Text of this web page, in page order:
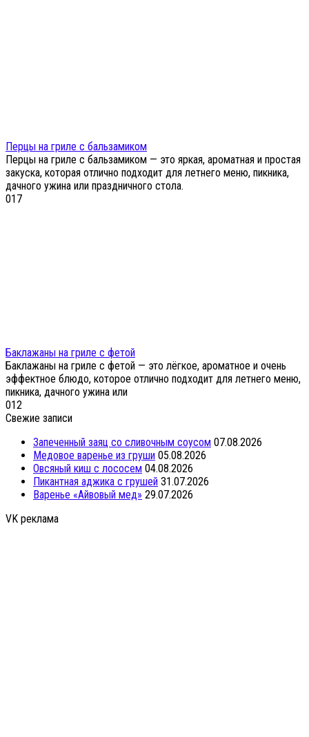
Перцы на гриле с бальзамиком
Перцы на гриле с бальзамиком — это яркая, ароматная и простая
закуска, которая отлично подходит для летнего меню, пикника,
дачного ужина или праздничного стола.
017
Баклажаны на гриле с фетой
Баклажаны на гриле с фетой — это лёгкое, ароматное и очень
эффектное блюдо, которое отлично подходит для летнего меню,
пикника, дачного ужина или
012
Свежие записи
Запеченный заяц со сливочным соусом 07.08.2026
Медовое варенье из груши 05.08.2026
Овсяный киш с лососем 04.08.2026
Пикантная аджика с грушей 31.07.2026
Варенье «Айвовый мед» 29.07.2026
VK реклама